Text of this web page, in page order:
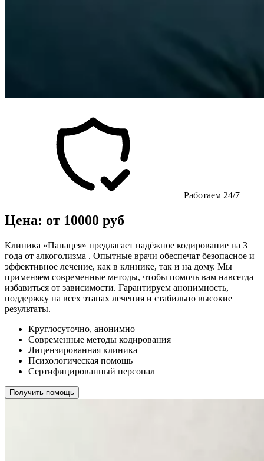
Работаем 24/7
Цена: от 10000 руб
Клиника «Панацея» предлагает надёжное кодирование на 3
года от алкоголизма . Опытные врачи обеспечат безопасное и
эффективное лечение, как в клинике, так и на дому. Мы
применяем современные методы, чтобы помочь вам навсегда
избавиться от зависимости. Гарантируем анонимность,
поддержку на всех этапах лечения и стабильно высокие
результаты.
Круглосуточно, анонимно
Современные методы кодирования
Лицензированная клиника
Психологическая помощь
Сертифицированный персонал
Получить помощь